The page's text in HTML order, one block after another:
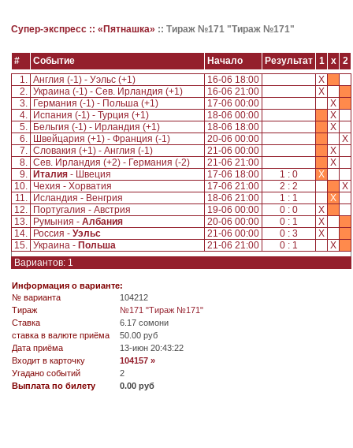
Супер-экспресс :: «Пятнашка» :: Тираж №171 "Тираж №171"
# Событие Начало Результат 1 x
2
1. Англия (-1) - Уэльс (+1) 16-06 18:00
X
2. Украина (-1) - Сев. Ирландия (+1) 16-06 21:00
X
3.
Германия (-1) - Польша (+1) 17-06 00:00
X
4.
Испания (-1) - Турция (+1) 18-06 00:00
X
5.
Бельгия (-1) - Ирландия (+1) 18-06 18:00
X
6.
Швейцария (+1) - Франция (-1) 20-06 00:00
X
7. Словакия (+1) - Англия (-1) 21-06 00:00
X
8. Сев. Ирландия (+2) - Германия (-2) 21-06 21:00
X
9.
Италия - Швеция 17-06 18:00 1 : 0
X
10. Чехия - Хорватия 17-06 21:00 2 : 2
X
11.
Исландия - Венгрия 18-06 21:00 1 : 1
X
12.
Португалия - Австрия 19-06 00:00 0 : 0
X
13.
Румыния - Албания 20-06 00:00 0 : 1
X
14.
Россия - Уэльс 21-06 00:00 0 : 3
X
15. Украина - Польша 21-06 21:00 0 : 1
X
Вариантов: 1
Информация о варианте:
№ варианта
104212
Tираж
№171 "Тираж №171"
Ставка
6.17 сомони
ставка в валюте приёма
50.00 руб
Дата приёма
13-июн 20:43:22
Входит в карточку
104157 »
Угадано событий
2
Выплата по билету
0.00 руб